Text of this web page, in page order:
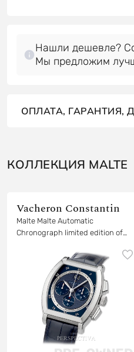
Нашли дешевле?
Мы предложим
ОПЛАТА, ГАРАНТИЯ,
КОЛЛЕКЦИЯ MALTE
Vacheron Constantin
Malte Malte Automatic
Chronograph limited edition of